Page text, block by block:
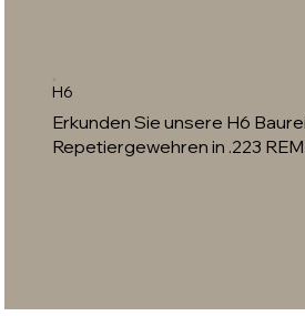
H6
Erkunden Sie unsere H6
Repetiergewehren in .223